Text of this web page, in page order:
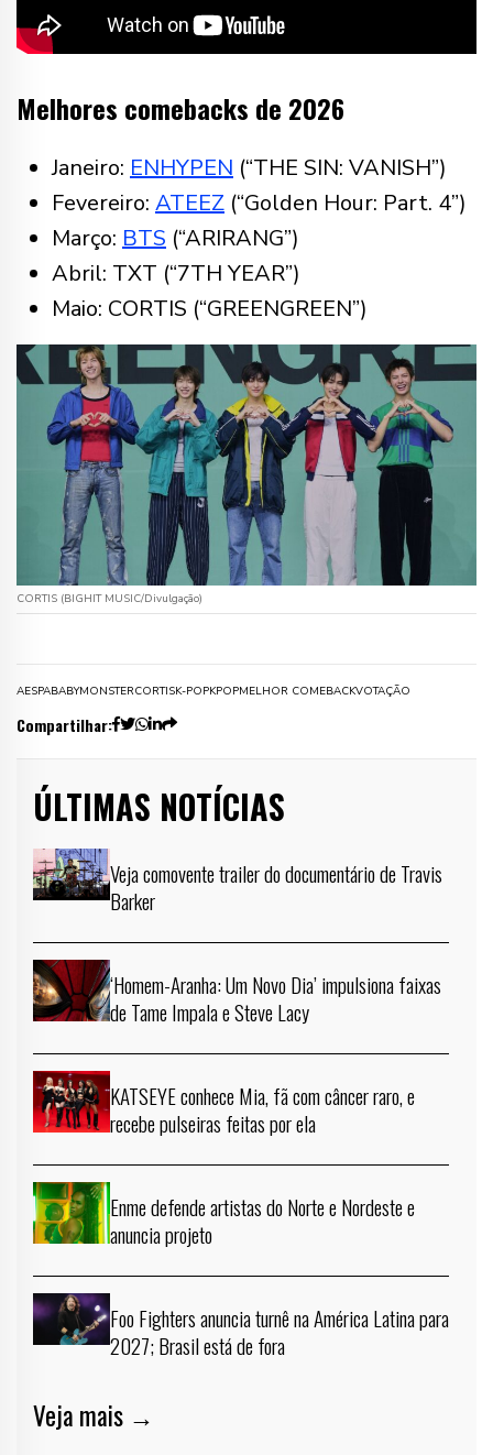
Melhores comebacks de 2026
Janeiro: ENHYPEN (“THE SIN: VANISH”)
Fevereiro: ATEEZ (“Golden Hour: Part. 4”)
Março: BTS (“ARIRANG”)
Abril: TXT (“7TH YEAR”)
Maio: CORTIS (“GREENGREEN”)
CORTIS (BIGHIT MUSIC/Divulgação)
AESPABABYMONSTERCORTISK-POPKPOPMELHOR COMEBACKVOTAÇÃO
Compartilhar:
ÚLTIMAS NOTÍCIAS
Veja comovente trailer do documentário de Travis
Barker
‘Homem-Aranha: Um Novo Dia’ impulsiona faixas
de Tame Impala e Steve Lacy
KATSEYE conhece Mia, fã com câncer raro, e
recebe pulseiras feitas por ela
Enme defende artistas do Norte e Nordeste e
anuncia projeto
Foo Fighters anuncia turnê na América Latina para
2027; Brasil está de fora
Veja mais →